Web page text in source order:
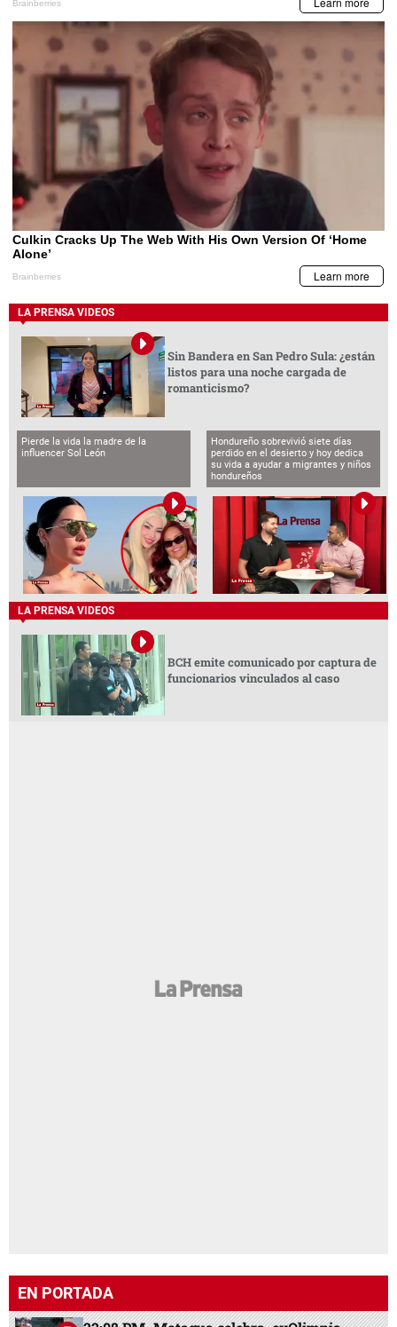
LA PRENSA VIDEOS
Sin Bandera en San Pedro Sula: ¿están
listos para una noche cargada de
romanticismo?
Pierde la vida la madre de la
influencer Sol León
Hondureño sobrevivió siete días
perdido en el desierto y hoy dedica
su vida a ayudar a migrantes y niños
hondureños
LA PRENSA VIDEOS
BCH emite comunicado por captura de
funcionarios vinculados al caso
EN PORTADA